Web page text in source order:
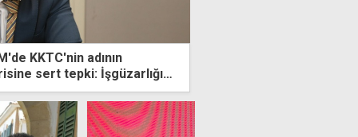
KKTC'nin adının
sert tepki: İşgüzarlığın